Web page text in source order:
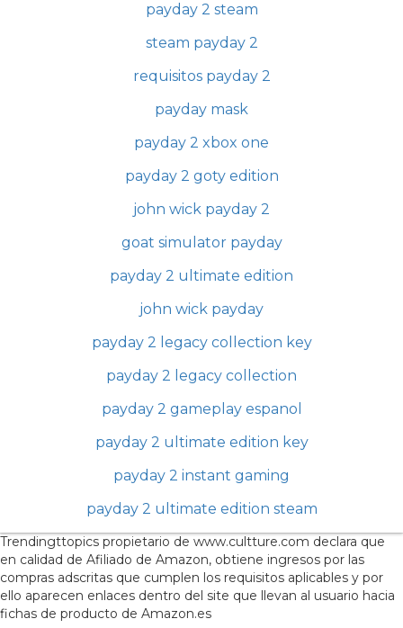
payday 2 steam
steam payday 2
requisitos payday 2
payday mask
payday 2 xbox one
payday 2 goty edition
john wick payday 2
goat simulator payday
payday 2 ultimate edition
john wick payday
payday 2 legacy collection key
payday 2 legacy collection
payday 2 gameplay espanol
payday 2 ultimate edition key
payday 2 instant gaming
payday 2 ultimate edition steam
Trendingttopics propietario de www.cultture.com declara que
en calidad de Afiliado de Amazon, obtiene ingresos por las
compras adscritas que cumplen los requisitos aplicables y por
ello aparecen enlaces dentro del site que llevan al usuario hacia
fichas de producto de Amazon.es